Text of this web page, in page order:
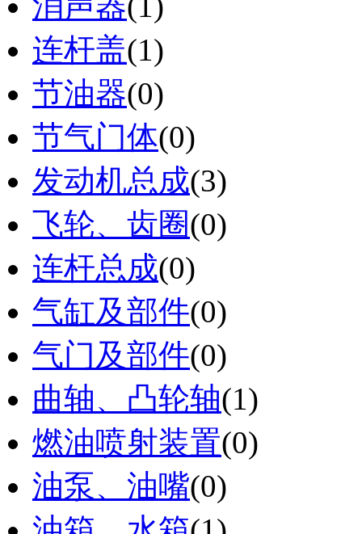
连杆盖(1)
节油器(0)
节气门体(0)
发动机总成(3)
飞轮、齿圈(0)
连杆总成(0)
气缸及部件(0)
气门及部件(0)
曲轴、凸轮轴(1)
燃油喷射装置(0)
油泵、油嘴(0)